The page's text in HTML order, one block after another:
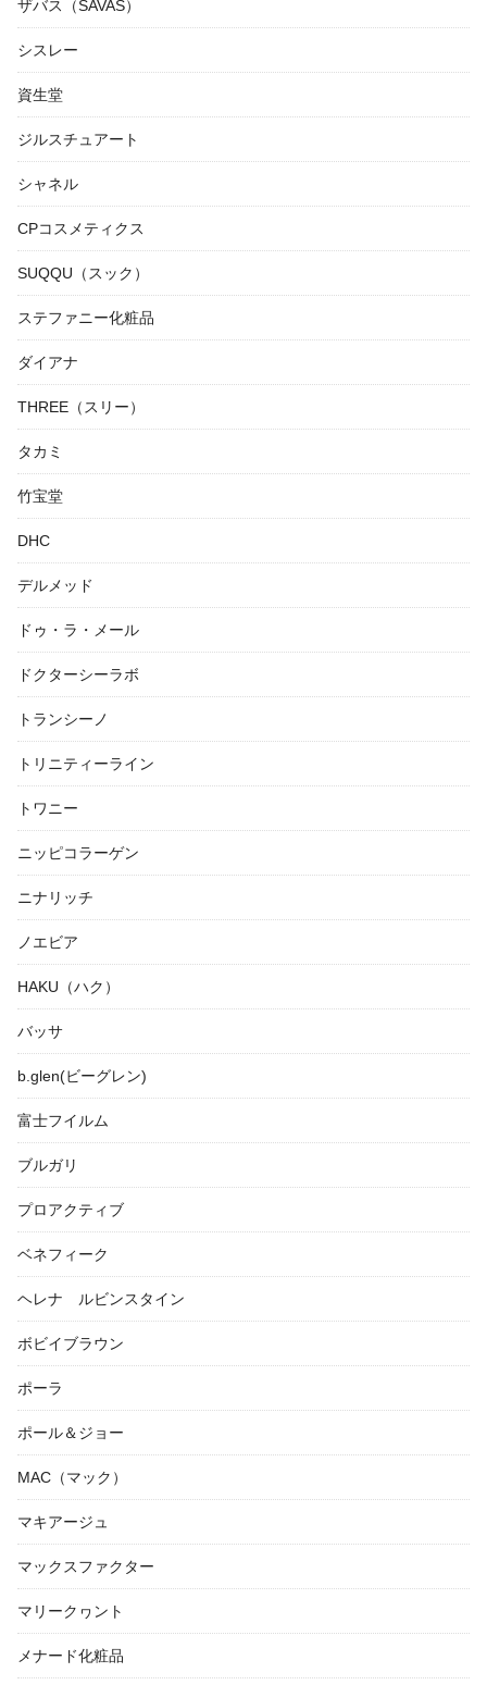
ザバス（SAVAS）
シスレー
資生堂
ジルスチュアート
シャネル
CPコスメティクス
SUQQU（スック）
ステファニー化粧品
ダイアナ
THREE（スリー）
タカミ
竹宝堂
DHC
デルメッド
ドゥ・ラ・メール
ドクターシーラボ
トランシーノ
トリニティーライン
トワニー
ニッピコラーゲン
ニナリッチ
ノエビア
HAKU（ハク）
バッサ
b.glen(ビーグレン)
富士フイルム
ブルガリ
プロアクティブ
ベネフィーク
ヘレナ ルビンスタイン
ボビイブラウン
ポーラ
ポール＆ジョー
MAC（マック）
マキアージュ
マックスファクター
マリークヮント
メナード化粧品